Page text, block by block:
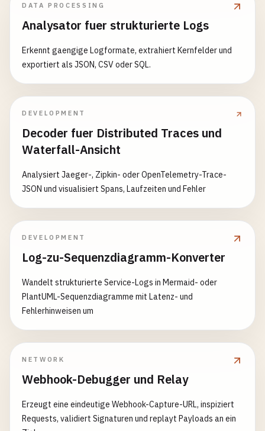
DATA PROCESSING
Analysator fuer strukturierte Logs
Erkennt gaengige Logformate, extrahiert Kernfelder und
exportiert als JSON, CSV oder SQL.
DEVELOPMENT
Decoder fuer Distributed Traces und
Waterfall-Ansicht
Analysiert Jaeger-, Zipkin- oder OpenTelemetry-Trace-
JSON und visualisiert Spans, Laufzeiten und Fehler
DEVELOPMENT
Log-zu-Sequenzdiagramm-Konverter
Wandelt strukturierte Service-Logs in Mermaid- oder
PlantUML-Sequenzdiagramme mit Latenz- und
Fehlerhinweisen um
NETWORK
Webhook-Debugger und Relay
Erzeugt eine eindeutige Webhook-Capture-URL, inspiziert
Requests, validiert Signaturen und replayt Payloads an ein